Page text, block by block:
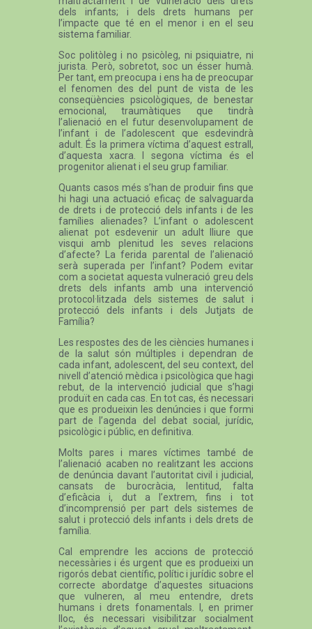
dels infants; i dels drets humans per
l’impacte que té en el menor i en el seu
sistema familiar.
Soc politòleg i no psicòleg, ni psiquiatre, ni
jurista. Però, sobretot, soc un ésser humà.
Per tant, em preocupa i ens ha de preocupar
el fenomen des del punt de vista de les
conseqüències psicològiques, de benestar
emocional, traumàtiques que tindrà
l’alienació en el futur desenvolupament de
l’infant i de l’adolescent que esdevindrà
adult. És la primera víctima d’aquest estrall,
d’aquesta xacra. I segona víctima és el
progenitor alienat i el seu grup familiar.
Quants casos més s’han de produir fins que
hi hagi una actuació eficaç de salvaguarda
de drets i de protecció dels infants i de les
famílies alienades? L’infant o adolescent
alienat pot esdevenir un adult lliure que
visqui amb plenitud les seves relacions
d’afecte? La ferida parental de l’alienació
serà superada per l’infant? Podem evitar
com a societat aquesta vulneració greu dels
drets dels infants amb una intervenció
protocol·litzada dels sistemes de salut i
protecció dels infants i dels Jutjats de
Família?
Les respostes des de les ciències humanes i
de la salut són múltiples i dependran de
cada infant, adolescent, del seu context, del
nivell d’atenció mèdica i psicològica que hagi
rebut, de la intervenció judicial que s’hagi
produït en cada cas. En tot cas, és necessari
que es produeixin les denúncies i que formi
part de l’agenda del debat social, jurídic,
psicològic i públic, en definitiva.
Molts pares i mares víctimes també de
l’alienació acaben no realitzant les accions
de denúncia davant l’autoritat civil i judicial,
cansats de burocràcia, lentitud, falta
d’eficàcia i, dut a l’extrem, fins i tot
d’incomprensió per part dels sistemes de
salut i protecció dels infants i dels drets de
família.
Cal emprendre les accions de protecció
necessàries i és urgent que es produeixi un
rigorós debat científic, polític i jurídic sobre el
correcte abordatge d’aquestes situacions
que vulneren, al meu entendre, drets
humans i drets fonamentals. I, en primer
lloc, és necessari visibilitzar socialment